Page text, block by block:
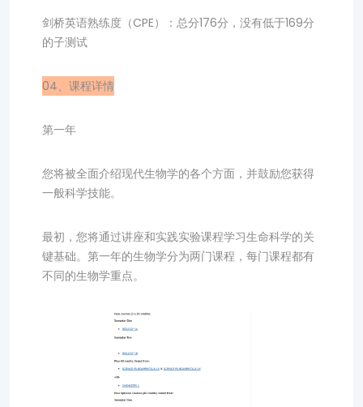
剑桥英语熟练度（CPE）：总分176分，没有低于169分
的子测试
04、课程详情
第一年
您将被全面介绍现代生物学的各个方面，并鼓励您获得
一般科学技能。
最初，您将通过讲座和实践实验课程学习生命科学的关
键基础。第一年的生物学分为两门课程，每门课程都有
不同的生物学重点。